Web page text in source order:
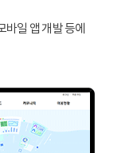
바일 앱 개발 등에